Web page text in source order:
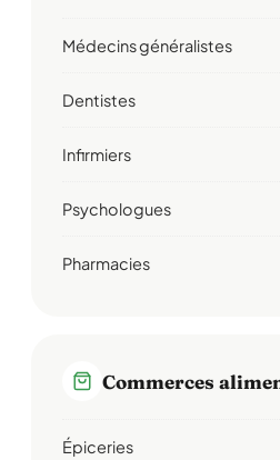
Médecins généralistes
Dentistes
Infirmiers
Psychologues
Pharmacies
Commerces
Épiceries